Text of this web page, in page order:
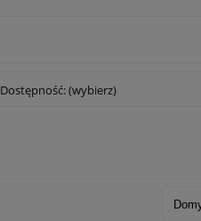
Dostępność: (wybierz)